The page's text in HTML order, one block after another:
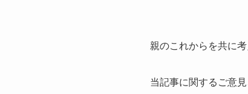
親のこれからを共に
当記事に関するご意